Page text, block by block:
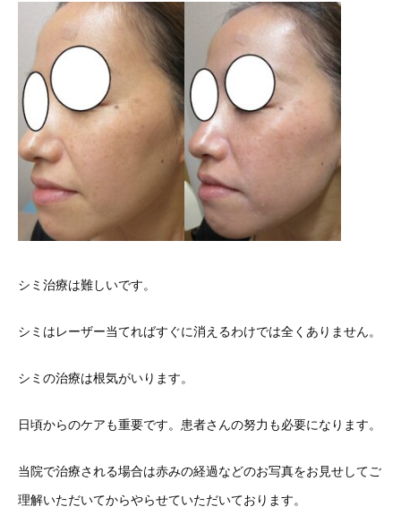
シミ治療は難しいです。
シミはレーザー当てればすぐに消えるわけでは全くありません。
シミの治療は根気がいります。
日頃からのケアも重要です。患者さんの努力も必要になります。
当院で治療される場合は赤みの経過などのお写真をお見せしてご
理解いただいてからやらせていただいております。